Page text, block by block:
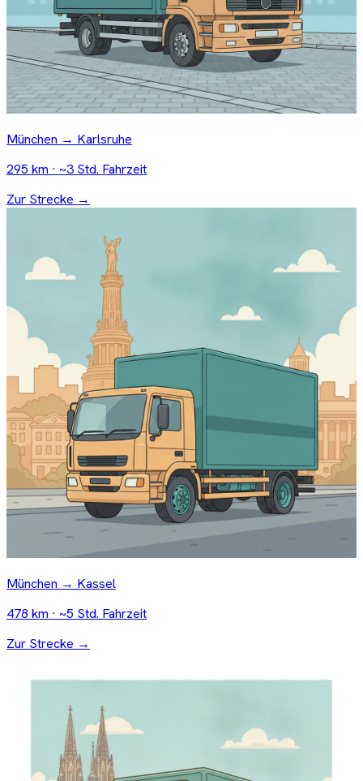
München → Karlsruhe
295 km · ~3 Std. Fahrzeit
Zur Strecke →
München → Kassel
478 km · ~5 Std. Fahrzeit
Zur Strecke →